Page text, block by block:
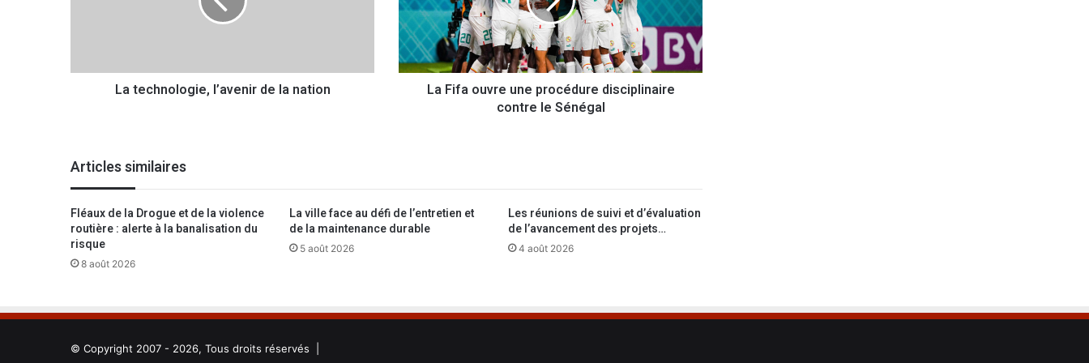
l
l
’
a
v
e
n
l
La technologie, l’avenir de la nation
f
a
o
u
v
r
o
c
La Fifa ouvre une procédure disciplinaire
contre le Sénégal
Articles similaires
Fléaux de la Drogue et de la violence
routière : alerte à la banalisation du
risque
8 août 2026
La ville face au défi de l’entretien et
de la maintenance durable
5 août 2026
Les réunions de suivi et d’évaluation
de l’avancement des projets…
4 août 2026
© Copyright 2007 - 2026, Tous droits réservés |